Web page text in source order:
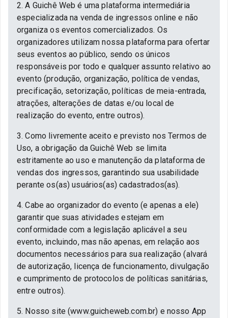
2. A Guichê Web é uma plataforma intermediária
especializada na venda de ingressos online e não
organiza os eventos comercializados. Os
organizadores utilizam nossa plataforma para ofertar
seus eventos ao público, sendo os únicos
responsáveis por todo e qualquer assunto relativo ao
evento (produção, organização, política de vendas,
precificação, setorização, políticas de meia-entrada,
atrações, alterações de datas e/ou local de
realização do evento, entre outros).
3. Como livremente aceito e previsto nos Termos de
Uso, a obrigação da Guichê Web se limita
estritamente ao uso e manutenção da plataforma de
vendas dos ingressos, garantindo sua usabilidade
perante os(as) usuários(as) cadastrados(as).
4. Cabe ao organizador do evento (e apenas a ele)
garantir que suas atividades estejam em
conformidade com a legislação aplicável a seu
evento, incluindo, mas não apenas, em relação aos
documentos necessários para sua realização (alvará
de autorização, licença de funcionamento, divulgação
e cumprimento de protocolos de políticas sanitárias,
entre outros).
5. Nosso site (www.guicheweb.com.br) e nosso App